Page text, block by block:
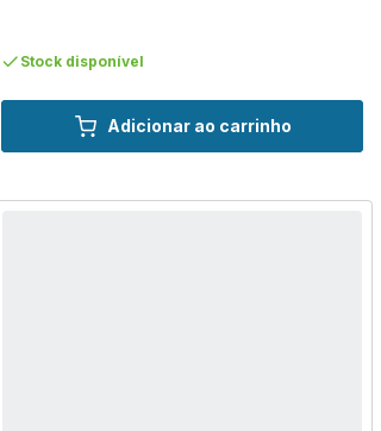
Adicionar ao carrinho
Stock disponível